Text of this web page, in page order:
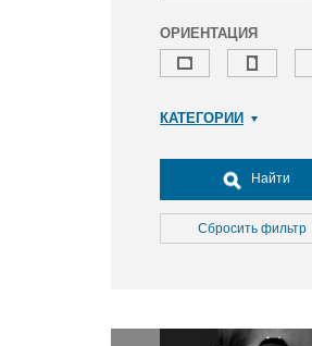
ОРИЕНТАЦИЯ
КАТЕГОРИИ
Досуг, туризм и отдых
Культура
Медицина
Окружающая среда
Найти
Сбросить фильтр